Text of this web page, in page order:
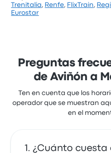
Basándose en 1055
viaje cuestan como
Trenitalia, Renfe, FlixTrain,
Eurostar
Preguntas
de Aviñón a
Ten en cuenta que los
operador que se muestran
en el
¿Cuánto cuesta